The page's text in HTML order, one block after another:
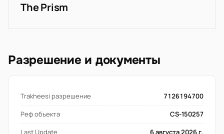
The Prism
Разрешение и документы
Trakheesi разрешение
7126194700
Реф объекта
CS-150257
Last Update
6 августа 2026 г.